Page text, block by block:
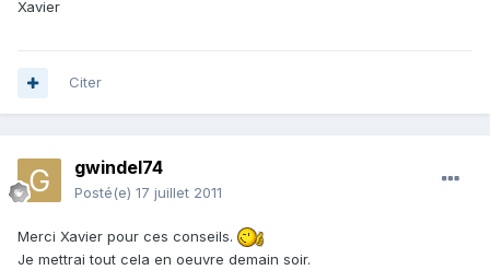
Xavier
Citer
gwindel74
Posté(e) 17 juillet 2011
Merci Xavier pour ces conseils.
Je mettrai tout cela en oeuvre demain soir.